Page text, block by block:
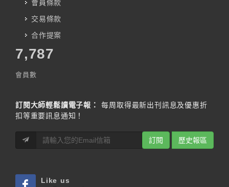
會員條款
交易條款
合作提案
7,787
會員數
訂閱大師輕鬆讀電子報：
每周取得最新出刊訊息及優惠折
扣等重要訊息通知！
訂閱 歷史報區
Like us